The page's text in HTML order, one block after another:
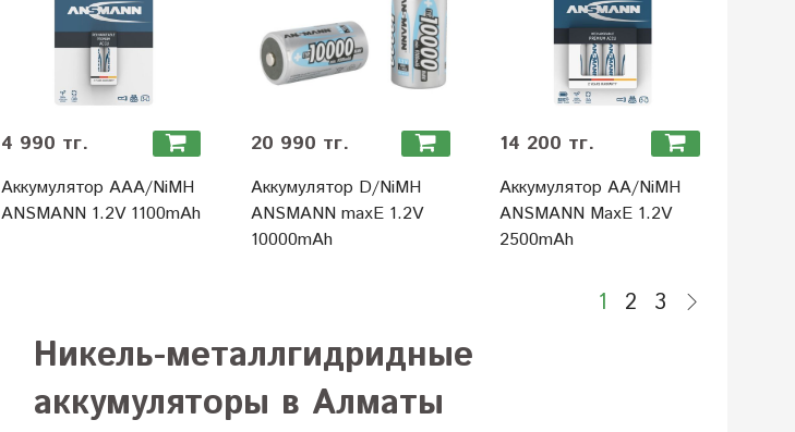
4 990 тг.
Аккумулятор ААА/NiMH
ANSMANN 1.2V 1100mAh
20 990 тг.
Аккумулятор D/NiMH
ANSMANN maxE 1.2V
10000mAh
14 200 тг.
Аккумулятор АА/NiMH
ANSMANN MaxE 1.2V
2500mAh
1 2 3
Никель-металлгидридные
аккумуляторы в Алматы